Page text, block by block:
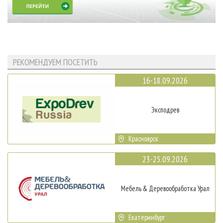
РЕКОМЕНДУЕМ ПОСЕТИТЬ
16-18.09.2026
Эксподрев
Красноярск
23-25.09.2026
Мебель & Деревообработка Урал
Екатеринбург